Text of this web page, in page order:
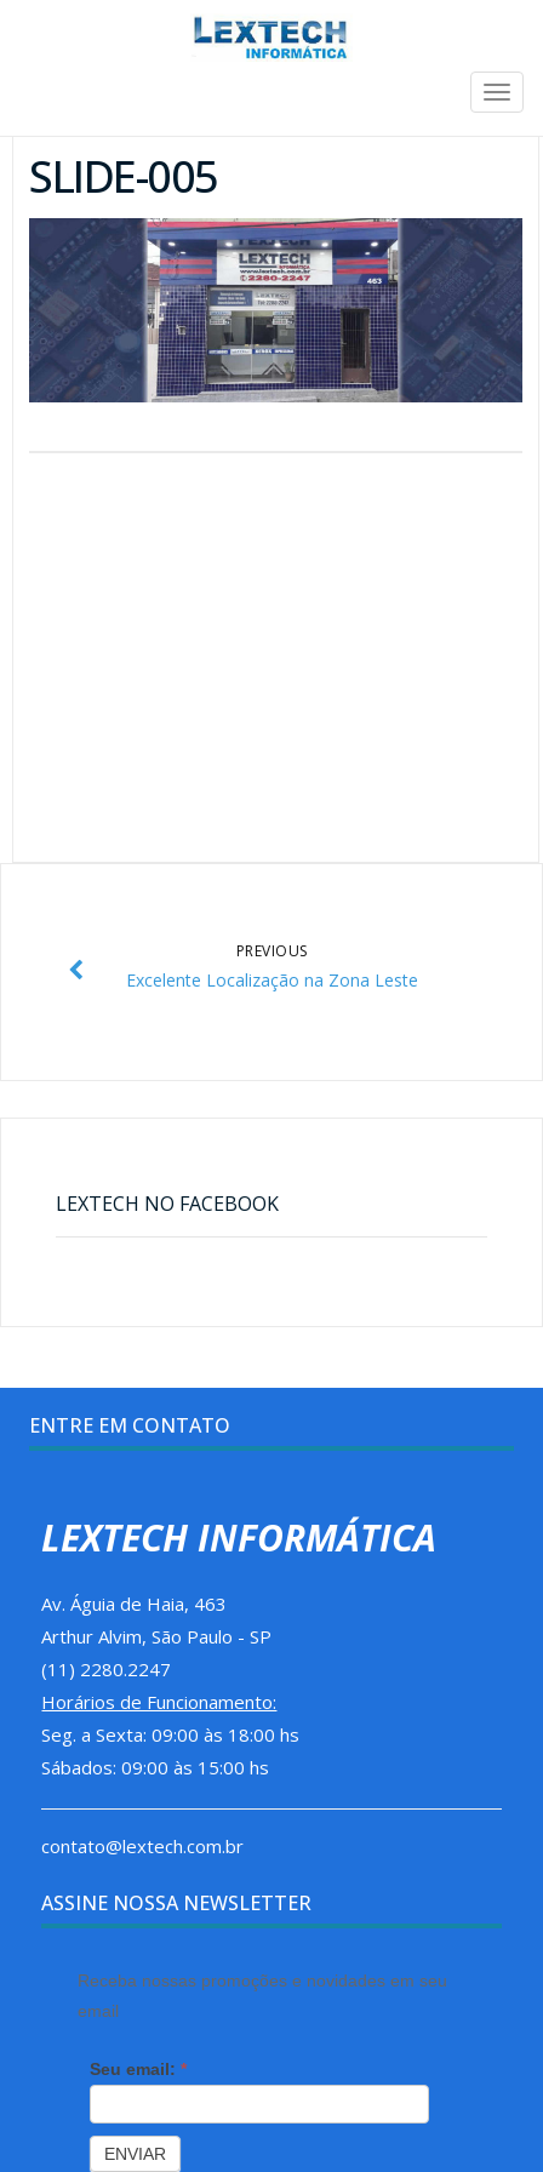
SLIDE-005
PREVIOUS
Excelente Localização na Zona Leste
LEXTECH NO FACEBOOK
ENTRE EM CONTATO
LEXTECH INFORMÁTICA
Av. Águia de Haia, 463
Arthur Alvim, São Paulo - SP
(11) 2280.2247
Horários de Funcionamento:
Seg. a Sexta: 09:00 às 18:00 hs
Sábados: 09:00 às 15:00 hs
contato@lextech.com.br
ASSINE NOSSA NEWSLETTER
Receba nossas promoções e novidades em seu
email
Seu email:*